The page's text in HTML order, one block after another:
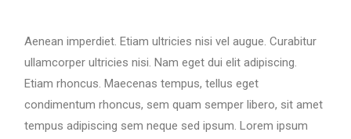
Aenean imperdiet. Etiam ultricies nisi vel augue. Curabitur
ullamcorper ultricies nisi. Nam eget dui elit adipiscing.
Etiam rhoncus. Maecenas tempus, tellus eget
condimentum rhoncus, sem quam semper libero, sit amet
tempus adipiscing sem neque sed ipsum. Lorem ipsum